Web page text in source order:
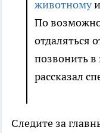
животномуи
По
отдаляться
позвонить в
рассказал
Следите за